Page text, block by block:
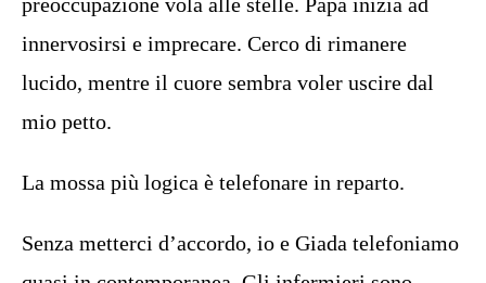
innervosirsi e imprecare. Cerco di rimanere
lucido, mentre il cuore sembra voler uscire dal
mio petto.
La mossa più logica è telefonare in reparto.
Senza metterci d’accordo, io e Giada telefoniamo